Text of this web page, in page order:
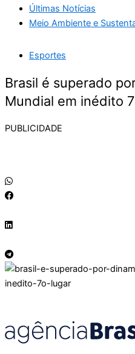
Últimas Notícias
Meio Ambiente e
Esportes
Brasil é superado
Mundial em inédito
PUBLICIDADE